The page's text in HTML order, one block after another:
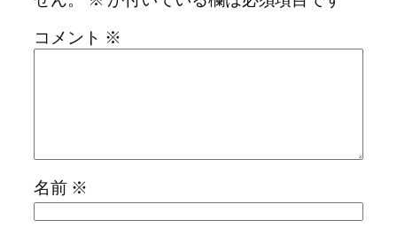
コメント ※
名前 ※